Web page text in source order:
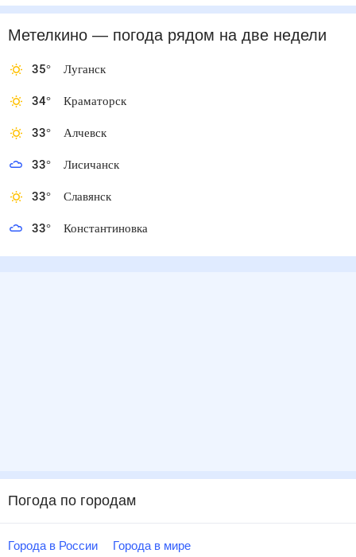
Метелкино — погода рядом на две недели
35° Луганск
34° Краматорск
33° Алчевск
33° Лисичанск
33° Славянск
33° Константиновка
Погода по городам
Города в России Города в мире